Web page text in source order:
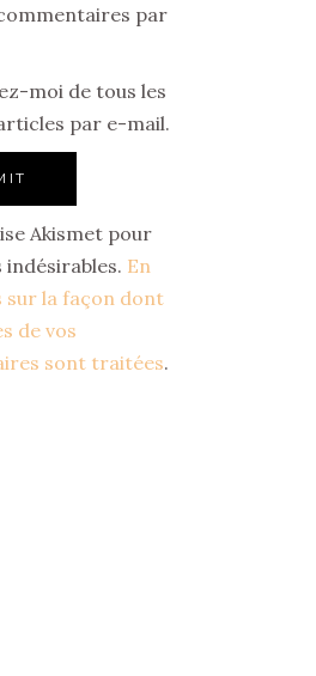
par
moi de tous les
par e-mail.
Akismet pour
indésirables. En
sur la façon dont
de vos
sont traitées.